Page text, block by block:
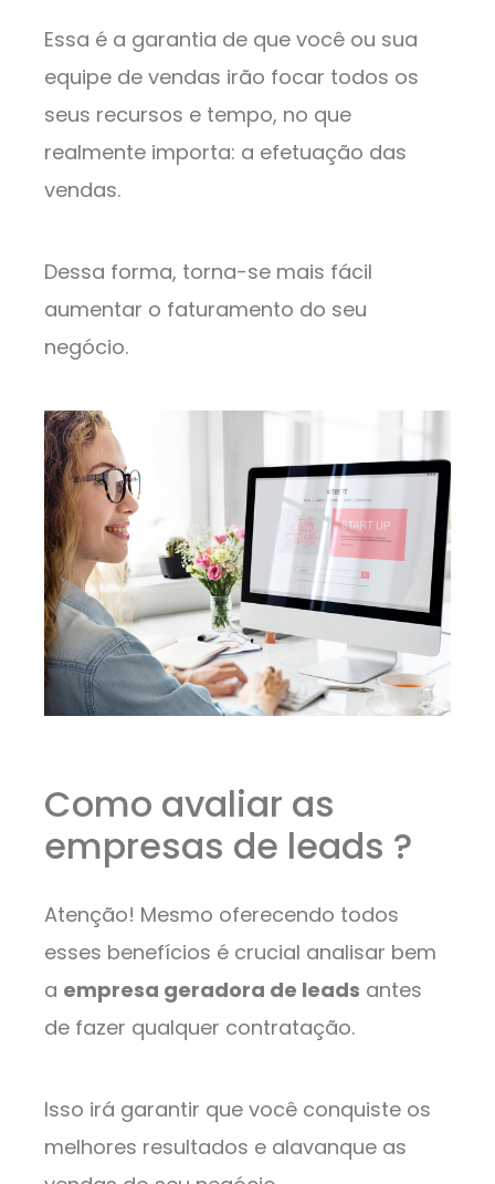
Essa é a garantia de que você ou sua
equipe de vendas irão focar todos os
seus recursos e tempo, no que
realmente importa: a efetuação das
vendas.
Dessa forma, torna-se mais fácil
aumentar o faturamento do seu
negócio.
Como avaliar as
empresas de leads ?
Atenção! Mesmo oferecendo todos
esses benefícios é crucial analisar bem
a empresa geradora de leads antes
de fazer qualquer contratação.
Isso irá garantir que você conquiste os
melhores resultados e alavanque as